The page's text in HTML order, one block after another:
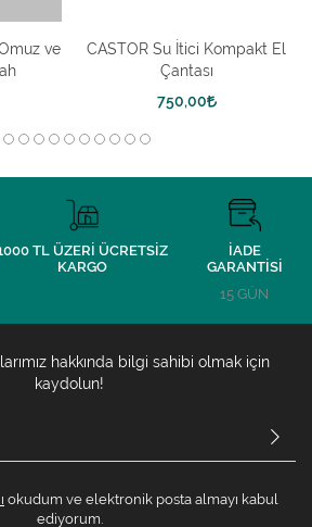
ve
CASTOR Su İtici Kompakt El
Çantası
750,00
TL ÜZERİ ÜCRETSİZ
KARGO
İADE
GARANTİSİ
15 GÜN
hakkında bilgi sahibi olmak için
kaydolun!
okudum ve elektronik posta almayı kabul
ediyorum.